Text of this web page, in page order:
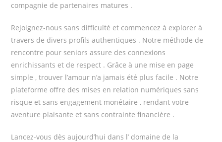
compagnie de partenaires matures .
Rejoignez-nous sans difficulté et commencez à explorer à
travers de divers profils authentiques . Notre méthode de
rencontre pour seniors assure des connexions
enrichissants et de respect . Grâce à une mise en page
simple , trouver l’amour n’a jamais été plus facile . Notre
plateforme offre des mises en relation numériques sans
risque et sans engagement monétaire , rendant votre
aventure plaisante et sans contrainte financière .
Lancez-vous dès aujourd’hui dans l’ domaine de la